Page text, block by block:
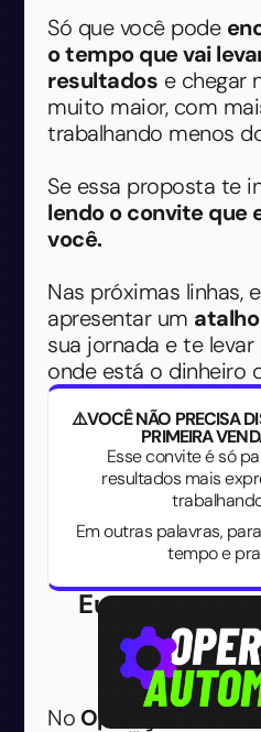
Só que você pode
o tempo que vai
resultados e chegar
muito maior, com
trabalhando menos
Se essa proposta te
lendo o convite que
você.
Nas próximas linhas,
apresentar um atalho
sua jornada e te
onde está o dinheiro
⚠️VOCÊ NÃO PRECISA
PRIMEIRA
Esse convite é só
resultados mais
Em outras palavras,
tempo e
Eu quero te
No Operação